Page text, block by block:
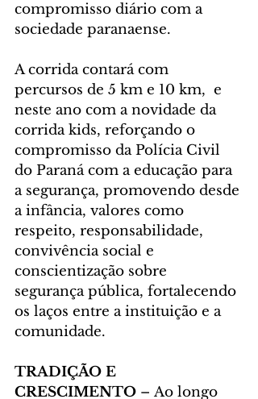
compromisso diário com a
sociedade paranaense.
A corrida contará com
percursos de 5 km e 10 km,  e
neste ano com a novidade da
corrida kids, reforçando o
compromisso da Polícia Civil
do Paraná com a educação para
a segurança, promovendo desde
a infância, valores como
respeito, responsabilidade,
convivência social e
conscientização sobre
segurança pública, fortalecendo
os laços entre a instituição e a
comunidade.
TRADIÇÃO E
CRESCIMENTO – Ao longo